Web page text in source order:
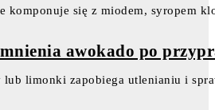
komponuje się z miodem, syropem
awokado po
limonki zapobiega utlenianiu i